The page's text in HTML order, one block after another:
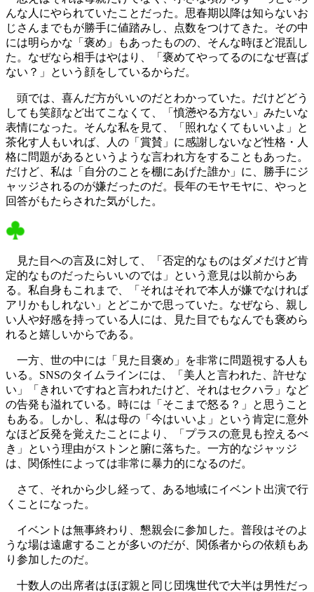
んな人にやられていたことだった。思春期以降は知らないお
じさんまでもが勝手に値踏みし、点数をつけてきた。その中
には明らかな「褒め」もあったものの、そんな時ほど混乱し
た。なぜなら相手はやはり、「褒めてやってるのになぜ喜ば
ない？」という顔をしているからだ。
頭では、喜んだ方がいいのだとわかっていた。だけどどう
しても笑顔など出てこなくて、「憤懣やる方ない」みたいな
表情になった。そんな私を見て、「照れなくてもいいよ」と
茶化す人もいれば、人の「賞賛」に感謝しないなど性格・人
格に問題があるというような言われ方をすることもあった。
だけど、私は「自分のことを棚にあげた誰か」に、勝手にジ
ャッジされるのが嫌だったのだ。長年のモヤモヤに、やっと
回答がもたらされた気がした。
見た目への言及に対して、「否定的なものはダメだけど肯
定的なものだったらいいのでは」という意見は以前からあ
る。私自身もこれまで、「それはそれで本人が嫌でなければ
アリかもしれない」とどこかで思っていた。なぜなら、親し
い人や好感を持っている人には、見た目でもなんでも褒めら
れると嬉しいからである。
一方、世の中には「見た目褒め」を非常に問題視する人も
いる。SNSのタイムラインには、「美人と言われた、許せな
い」「きれいですねと言われたけど、それはセクハラ」など
の告発も溢れている。時には「そこまで怒る？」と思うこと
もある。しかし、私は母の「今はいいよ」という肯定に意外
なほど反発を覚えたことにより、「プラスの意見も控えるべ
き」という理由がストンと腑に落ちた。一方的なジャッジ
は、関係性によっては非常に暴力的になるのだ。
さて、それから少し経って、ある地域にイベント出演で行
くことになった。
イベントは無事終わり、懇親会に参加した。普段はそのよ
うな場は遠慮することが多いのだが、関係者からの依頼もあ
り参加したのだ。
十数人の出席者はほぼ親と同じ団塊世代で大半は男性だっ